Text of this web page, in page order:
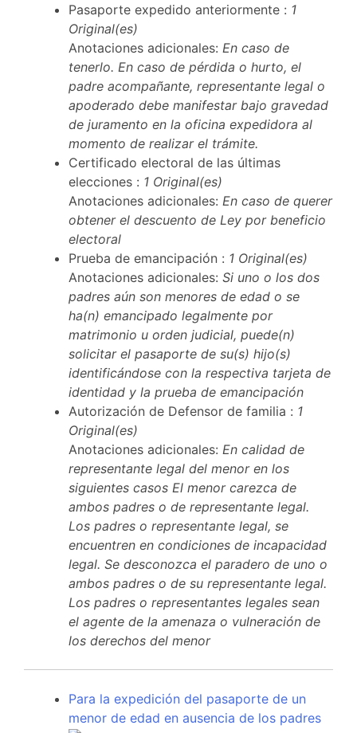
Pasaporte expedido anteriormente : 1
Original(es)
Anotaciones adicionales: En caso de
tenerlo. En caso de pérdida o hurto, el
padre acompañante, representante legal o
apoderado debe manifestar bajo gravedad
de juramento en la oficina expedidora al
momento de realizar el trámite.
Certificado electoral de las últimas
elecciones : 1 Original(es)
Anotaciones adicionales: En caso de querer
obtener el descuento de Ley por beneficio
electoral
Prueba de emancipación : 1 Original(es)
Anotaciones adicionales: Si uno o los dos
padres aún son menores de edad o se
ha(n) emancipado legalmente por
matrimonio u orden judicial, puede(n)
solicitar el pasaporte de su(s) hijo(s)
identificándose con la respectiva tarjeta de
identidad y la prueba de emancipación
Autorización de Defensor de familia : 1
Original(es)
Anotaciones adicionales: En calidad de
representante legal del menor en los
siguientes casos El menor carezca de
ambos padres o de representante legal.
Los padres o representante legal, se
encuentren en condiciones de incapacidad
legal. Se desconozca el paradero de uno o
ambos padres o de su representante legal.
Los padres o representantes legales sean
el agente de la amenaza o vulneración de
los derechos del menor
Para la expedición del pasaporte de un
menor de edad en ausencia de los padres